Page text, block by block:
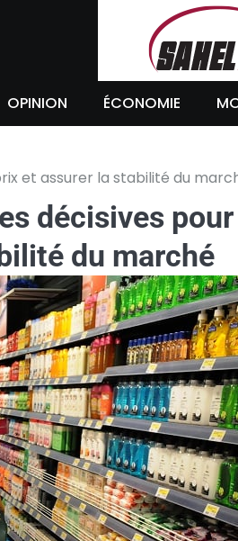
OPINION ÉCONOMIE
et assurer la stabilité du
décisives pour
du marché